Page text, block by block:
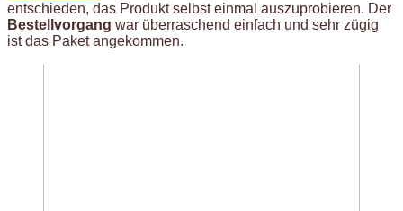
entschieden, das Produkt selbst einmal auszuprobieren. Der
Bestellvorgang war überraschend einfach und sehr zügig
ist das Paket angekommen.